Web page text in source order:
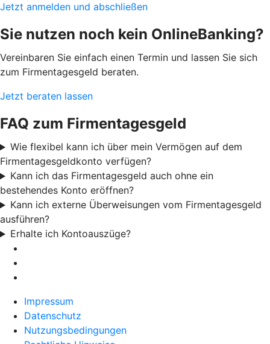
Jetzt anmelden und abschließen
Sie nutzen noch kein OnlineBanking?
Vereinbaren Sie einfach einen Termin und lassen Sie sich
zum Firmentagesgeld beraten.
Jetzt beraten lassen
FAQ zum Firmentagesgeld
Wie flexibel kann ich über mein Vermögen auf dem
Firmentagesgeldkonto verfügen?
Kann ich das Firmentagesgeld auch ohne ein
bestehendes Konto eröffnen?
Kann ich externe Überweisungen vom Firmentagesgeld
ausführen?
Erhalte ich Kontoauszüge?
Impressum
Datenschutz
Nutzungsbedingungen